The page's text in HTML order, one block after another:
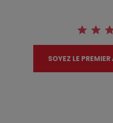
SOYEZ LE